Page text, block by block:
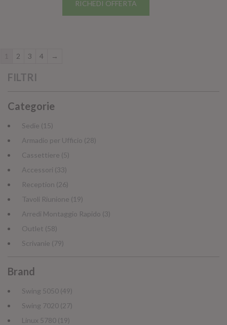
RICHEDI OFFERTA
2 3 4 →
FILTRI
Categorie
Sedie (15)
Armadio per Ufficio (28)
Cassettiere (5)
Accessori (33)
Reception (26)
Tavoli Riunione (19)
Arredi Montaggio Rapido (3)
Outlet (58)
Scrivanie (79)
Brand
Swing 5050 (49)
Swing 7020 (27)
Linux 5780 (19)